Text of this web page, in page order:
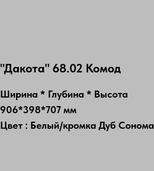
"Дакота" 68.02 Комод
Ширина * Глубина * Высота
906*398*707 мм
Цвет : Белый/кромка Дуб Сонома